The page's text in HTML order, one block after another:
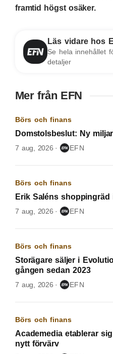
framtid högst osäker.
Läs vidare hos
Se hela innehållet
detaljer
Mer från EFN
Börs och finans
Domstolsbeslut: Ny
7 aug, 2026 EFN
Börs och finans
Erik Saléns
7 aug, 2026 EFN
Börs och finans
Storägare säljer i
gången sedan 2023
7 aug, 2026 EFN
Börs och finans
Academedia etablerar
nytt förvärv